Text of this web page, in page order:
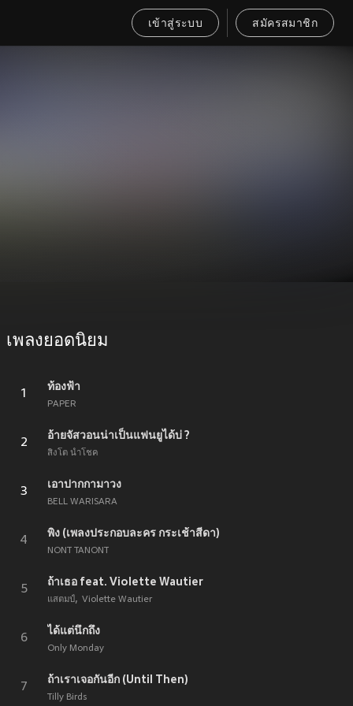
เข้าสู่ระบบ สมัครสมาชิก
เพลงยอดนิยม
1
ท้องฟ้า
PAPER
2
อ้ายจัสวอนน่าเป็นแฟนยูได้บ่ ?
สิงโต นำโชค
3
เอาปากกามาวง
BELL WARISARA
4
พิง (เพลงประกอบละคร กระเช้าสีดา)
NONT TANONT
5
ถ้าเธอ feat. Violette Wautier
แสตมป์ Violette Wautier
6
ได้แต่นึกถึง
Only Monday
7
ถ้าเราเจอกันอีก (Until Then)
Tilly Birds